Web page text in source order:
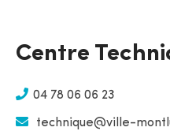
Centre
04 78 06 06 23
technique@ville-